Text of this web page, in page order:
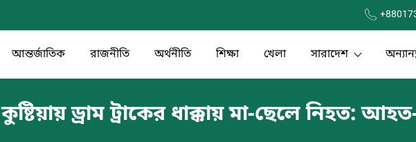
আন্তর্জাতিক রাজনীতি অর্থনীতি শিক্ষা খেলা সারাদেশ
কুষ্টিয়ায় ড্রাম ট্রাকের ধাক্কায় মা-ছেলে নিহত: